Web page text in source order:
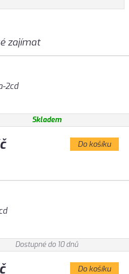
zajímat
2cd
Skladem
Do košíku
Dostupné do 10 dnů
Do košíku